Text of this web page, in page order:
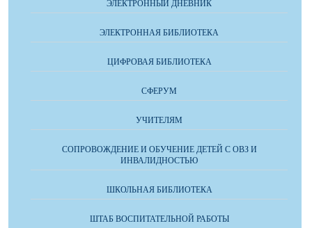
ЭЛЕКТРОННЫЙ ДНЕВНИК
ЭЛЕКТРОННАЯ БИБЛИОТЕКА
ЦИФРОВАЯ БИБЛИОТЕКА
СФЕРУМ
УЧИТЕЛЯМ
СОПРОВОЖДЕНИЕ И ОБУЧЕНИЕ ДЕТЕЙ С ОВЗ И
ИНВАЛИДНОСТЬЮ
ШКОЛЬНАЯ БИБЛИОТЕКА
ШТАБ ВОСПИТАТЕЛЬНОЙ РАБОТЫ